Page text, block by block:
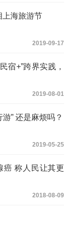
上海旅游节
2019-09-17
宿+”跨界实践，
2019-08-01
” 还是麻烦吗？
2019-05-25
癌 称人民让其更
2018-08-09